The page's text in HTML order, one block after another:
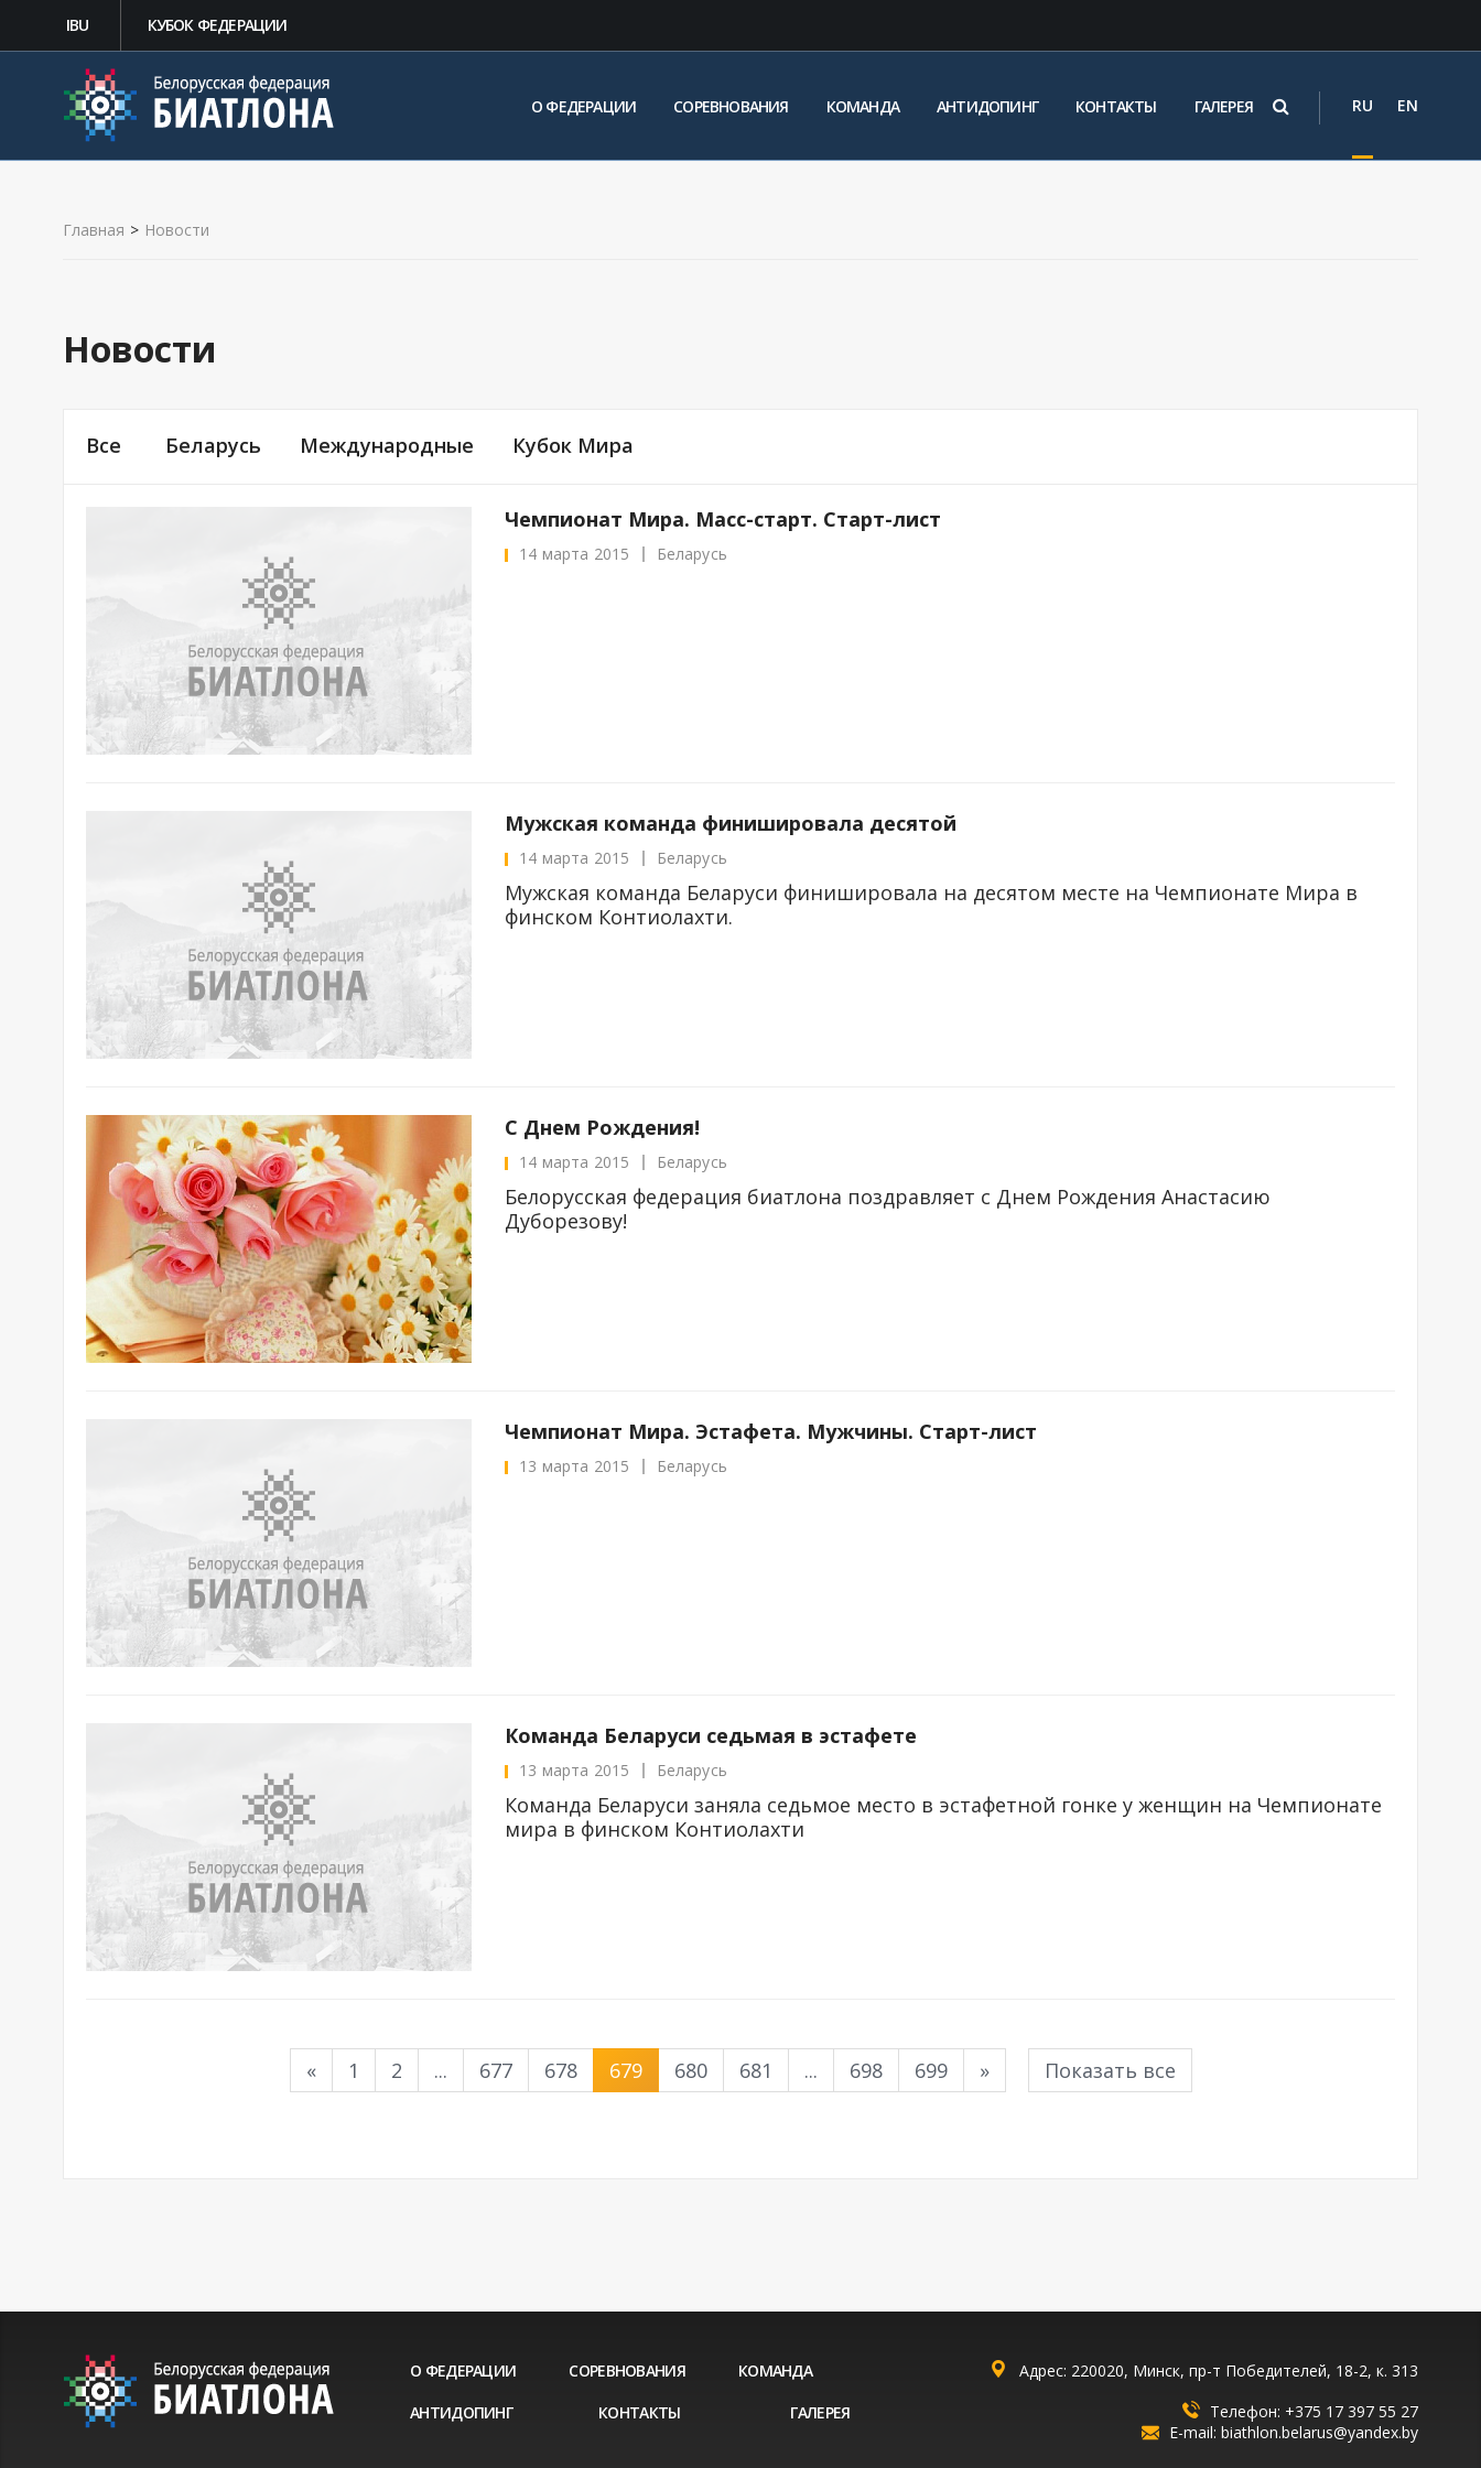
IBU КУБОК ФЕДЕРАЦИИ
О ФЕДЕРАЦИИ СОРЕВНОВАНИЯ КОМАНДА АНТИДОПИНГ КОНТАКТЫ ГАЛЕРЕЯ RU EN
Главная > Новости
Новости
Все Беларусь Международные Кубок Мира
Чемпионат Мира. Масс-старт. Старт-лист
14 марта 2015 Беларусь
Мужская команда финишировала десятой
14 марта 2015 Беларусь
Мужская команда Беларуси финишировала на десятом месте на Чемпионате Мира в
финском Контиолахти.
C Днем Рождения!
14 марта 2015 Беларусь
Белорусская федерация биатлона поздравляет с Днем Рождения Анастасию
Дуборезову!
Чемпионат Мира. Эстафета. Мужчины. Старт-лист
13 марта 2015 Беларусь
Команда Беларуси седьмая в эстафете
13 марта 2015 Беларусь
Команда Беларуси заняла седьмое место в эстафетной гонке у женщин на Чемпионате
мира в финском Контиолахти
« 1 2 ... 677 678 679 680 681 ... 698 699 » Показать все
О ФЕДЕРАЦИИ СОРЕВНОВАНИЯ
КОМАНДА
АНТИДОПИНГ
КОНТАКТЫ ГАЛЕРЕЯ
Адрес: 220020, Минск, пр-т Победителей, 18-2, к. 313
Телефон: +375 17 397 55 27
E-mail: biathlon.belarus@yandex.by